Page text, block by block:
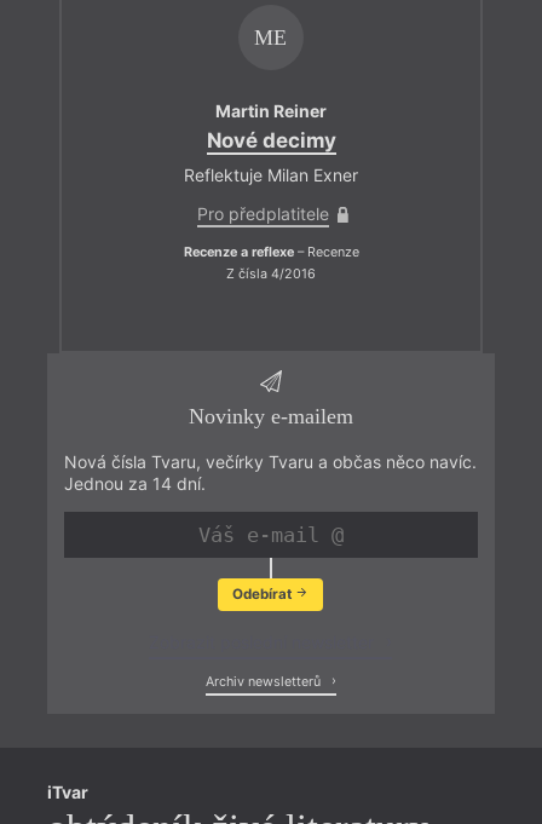
ME
Martin Reiner
Nové decimy
Reflektuje Milan Exner
Pro předplatitele
Recenze a reflexe– Recenze
Z čísla 4/2016
Novinky e-mailem
Nová čísla Tvaru, večírky Tvaru a občas něco navíc.
Jednou za 14 dní.
Odebírat
Archiv newsletterů
iTvar